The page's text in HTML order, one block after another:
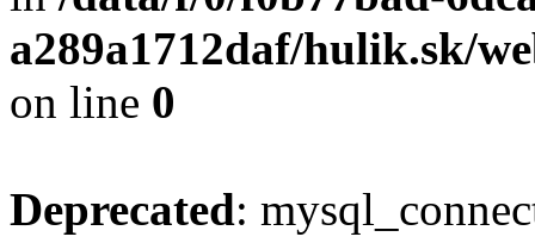
a289a1712daf/hulik.sk/
on line 0
Deprecated: